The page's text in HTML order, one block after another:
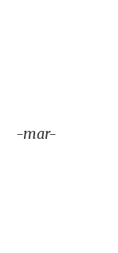
-mar-